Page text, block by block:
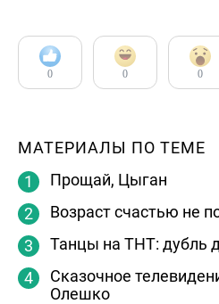
0 0 0
МАТЕРИАЛЫ ПО ТЕМЕ
Прощай, Цыган
Возраст счастью не
Танцы на ТНТ: дубль
Сказочное
Олешко